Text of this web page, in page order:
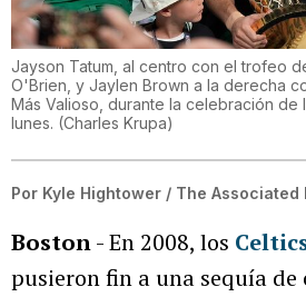
Jayson Tatum, al centro con el trofeo
O'Brien, y Jaylen Brown a la derecha
Más Valioso, durante la celebración de
lunes. (Charles Krupa)
Por Kyle Hightower / The Associated
Boston- En 2008, los
pusieron fin a una sequía de